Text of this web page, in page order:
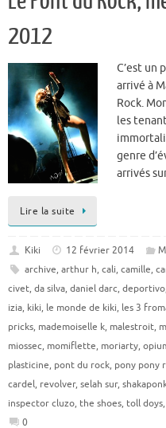
2012
C’est un
arrivé à
Rock.
les
genre
arrivés
Lire la suite
Kiki 12 février 2014
archive, arthur h, cali, camille,
civet, da silva, daniel darc, deportivo
izia, kiki, le monde de kiki, les 3
pricks, mademoiselle k, malestroit,
miossec, momiflette, moriarty,
plasticine, pont du rock, pony pony
cardel, revolver, selah sur,
inspector cluzo, the shoes, toll doys,
0